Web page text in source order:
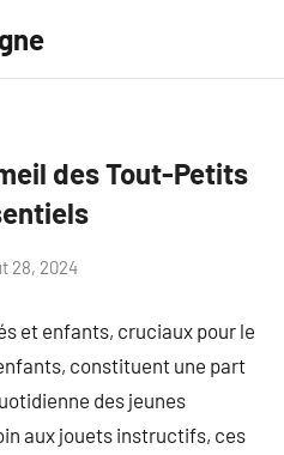
des Tout-Petits
28, 2024
et enfants, cruciaux pour le
constituent une part
des jeunes
aux jouets instructifs, ces